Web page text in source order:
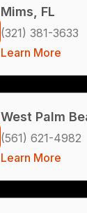
Mims, FL
(321) 381-3633
Learn More
West Palm
(561) 621-4982
Learn More